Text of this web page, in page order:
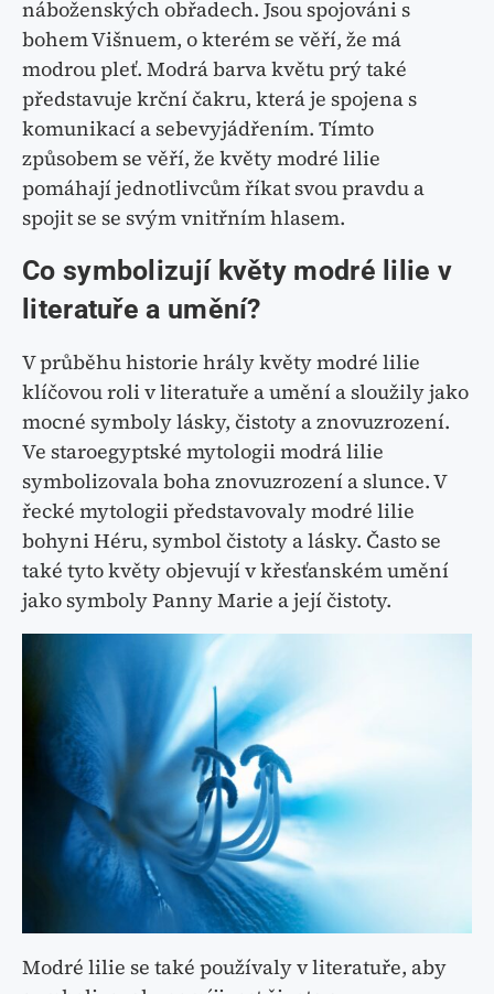
náboženských obřadech. Jsou spojováni s
bohem Višnuem, o kterém se věří, že má
modrou pleť. Modrá barva květu prý také
představuje krční čakru, která je spojena s
komunikací a sebevyjádřením. Tímto
způsobem se věří, že květy modré lilie
pomáhají jednotlivcům říkat svou pravdu a
spojit se se svým vnitřním hlasem.
Co symbolizují květy modré lilie v
literatuře a umění?
V průběhu historie hrály květy modré lilie
klíčovou roli v literatuře a umění a sloužily jako
mocné symboly lásky, čistoty a znovuzrození.
Ve staroegyptské mytologii modrá lilie
symbolizovala boha znovuzrození a slunce. V
řecké mytologii představovaly modré lilie
bohyni Héru, symbol čistoty a lásky. Často se
také tyto květy objevují v křesťanském umění
jako symboly Panny Marie a její čistoty.
Modré lilie se také používaly v literatuře, aby